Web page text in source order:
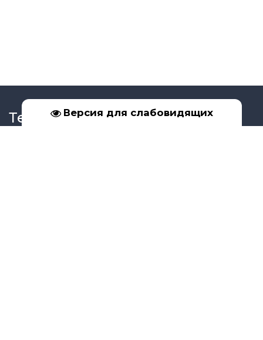
Версия для слабовидящих
Телефон